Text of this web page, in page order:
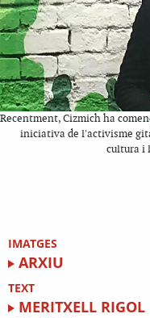
Recentment, Cizmich ha
iniciativa de l'activisme
cultura i
IMATGES
ARXIU
TEXT
MERITXELL RIGOL